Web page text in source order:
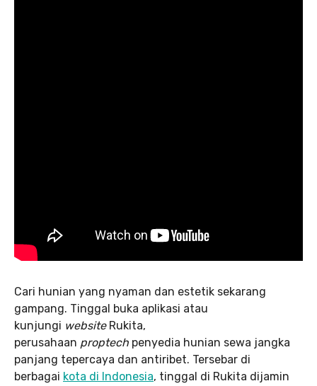
Cari hunian yang nyaman dan estetik sekarang
gampang. Tinggal buka aplikasi atau
kunjungi websiteRukita,
perusahaan proptech penyedia hunian sewa jangka
panjang tepercaya dan antiribet. Tersebar di
berbagai kota di Indonesia, tinggal di Rukita dijamin